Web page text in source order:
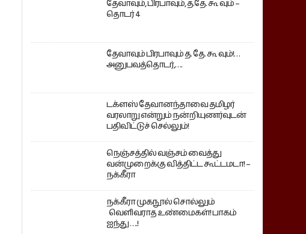
தேவாவும், பிரபாவும், த.தே. கூ வும் –
தொடர் 4
தேவாவும் பிரபாவும் த. தே. கூ வும்!…
அனுபவத்தொடர்,….
டக்ளஸ் தேவானந்தாவை தமிழர்
வரலாறு என்றும் நன்றியுணர்வுடன்
பதிவிட்டுச் செல்லும்!
நெஞ்சத்தில் வஞ்சம் வைத்து
வன்முறைக்கு வித்திட்ட கூட்டமடா! –
நக்கீரா
நக்கீரா முகநூல் சொல்லும்
வெளிவராத உண்மைகள்! பாகம்
ஐந்து ….!